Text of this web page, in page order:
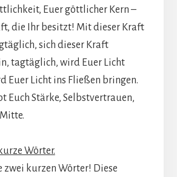
Euer göttlicher Kern –
die Ihr besitzt! Mit dieser Kraft
sich dieser Kraft
tagtäglich, wird Euer Licht
Euer Licht ins Fließen bringen.
Euch Stärke, Selbstvertrauen,
Wörter.
zwei kurzen Wörter! Diese